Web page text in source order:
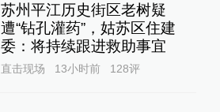
苏州平江历史街区老树疑
遭“钻孔灌药”，姑苏区住建
委：将持续跟进救助事宜
直击现场 13小时前 128评